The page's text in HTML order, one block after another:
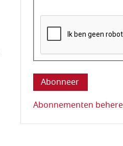
Deze vraag is om te
Abonnementen